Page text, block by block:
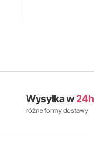
Wysyłka w24h
różne formy dostawy